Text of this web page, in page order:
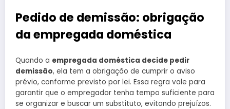
Pedido de demissão: obrigação
da empregada doméstica
Quando a empregada doméstica decide pedir
demissão, ela tem a obrigação de cumprir o aviso
prévio, conforme previsto por lei. Essa regra vale para
garantir que o empregador tenha tempo suficiente para
se organizar e buscar um substituto, evitando prejuízos.